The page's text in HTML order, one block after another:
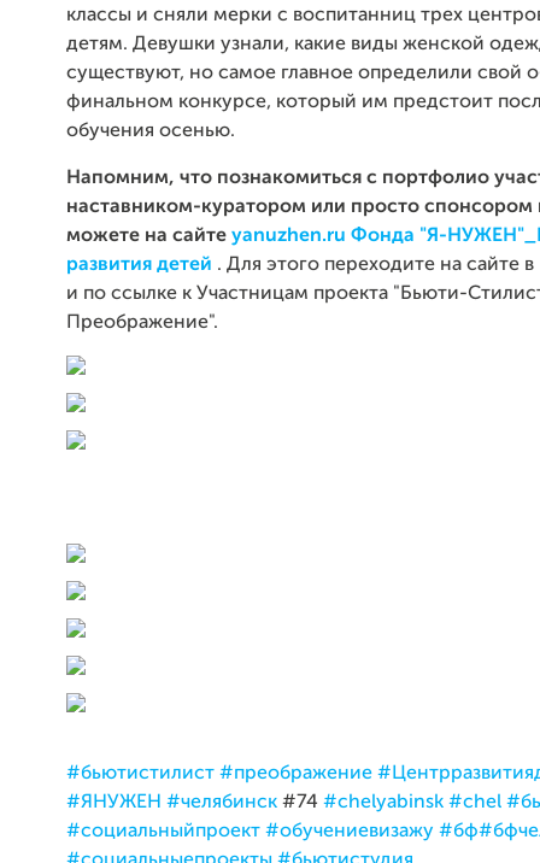
классы и сняли мерки с воспитанниц трех
детям. Девушки узнали, какие виды женской
существуют, но самое главное определили свой
финальном конкурсе, который им предстоит
обучения осенью.
Напомним, что познакомиться с портфолио
наставником-куратором или просто спонсором
можете на сайте yanuzhen.ru Фонда "Я-
развития детей . Для этого переходите на сайте
и по ссылке к Участницам проекта "Бьюти-
Преображение".
#бьютистилист #преображение
#ЯНУЖЕН #челябинск #74 #chelyabinsk #chel
#социальныйпроект #обучениевизажу #бф